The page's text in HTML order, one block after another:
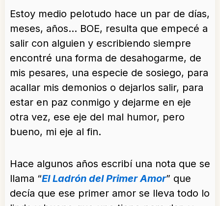
Estoy medio pelotudo hace un par de días,
meses, años… BOE, resulta que empecé a
salir con alguien y escribiendo siempre
encontré una forma de desahogarme, de
mis pesares, una especie de sosiego, para
acallar mis demonios o dejarlos salir, para
estar en paz conmigo y dejarme en eje
otra vez, ese eje del mal humor, pero
bueno, mi eje al fin.
Hace algunos años escribí una nota que se
llama “El Ladrón del Primer Amor” que
decía que ese primer amor se lleva todo lo